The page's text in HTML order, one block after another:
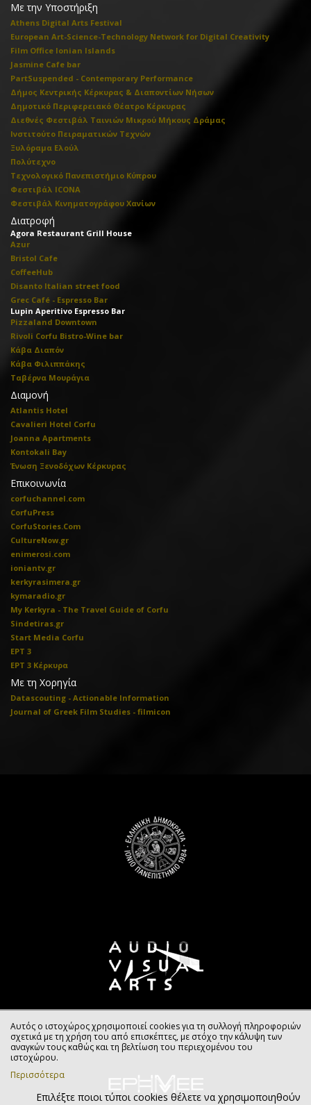
Με την Υποστήριξη
Athens Digital Arts Festival
European Art-Science-Technology Network for Digital Creativity
Film Office Ionian Islands
Jasmine Cafe bar
PartSuspended - Contemporary Performance
Δήμος Κεντρικής Κέρκυρας & Διαποντίων Νήσων
Δημοτικό Περιφερειακό Θέατρο Κέρκυρας
Διεθνές Φεστιβάλ Ταινιών Μικρού Μήκους Δράμας
Ινστιτούτο Πειραματικών Τεχνών
Ξυλόραμα Ελούλ
Πολύτεχνο
Τεχνολογικό Πανεπιστήμιο Κύπρου
Φεστιβάλ ICONA
Φεστιβάλ Κινηματογράφου Χανίων
Διατροφή
Agora Restaurant Grill House
Azur
Bristol Cafe
CoffeeHub
Disanto Italian street food
Grec Café - Espresso Bar
Lupin Aperitivo Espresso Bar
Pizzaland Downtown
Rivoli Corfu Bistro-Wine bar
Κάβα Διαπόν
Κάβα Φιλιππάκης
Ταβέρνα Μουράγια
Διαμονή
Atlantis Hotel
Cavalieri Hotel Corfu
Joanna Apartments
Kontokali Bay
Ένωση Ξενοδόχων Κέρκυρας
Επικοινωνία
corfuchannel.com
CorfuPress
CorfuStories.Com
CultureNow.gr
enimerosi.com
ioniantv.gr
kerkyrasimera.gr
kymaradio.gr
My Kerkyra - The Travel Guide of Corfu
Sindetiras.gr
Start Media Corfu
ΕΡΤ 3
ΕΡΤ 3 Κέρκυρα
Με τη Χορηγία
Datascouting - Actionable Information
Journal of Greek Film Studies - filmicon
Αυτός ο ιστοχώρος χρησιμοποιεί cookies για τη συλλογή πληροφοριών
σχετικά με τη χρήση του από επισκέπτες, με στόχο την κάλυψη των
αναγκών τους καθώς και τη βελτίωση του περιεχομένου του
ιστοχώρου.
Περισσότερα
Επιλέξτε ποιοι τύποι cookies θέλετε να χρησιμοποιηθούν